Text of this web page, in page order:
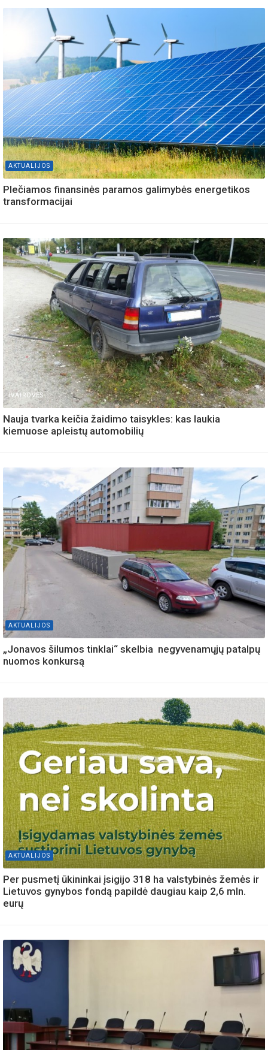
AKTUALIJOS
Plečiamos finansinės paramos galimybės energetikos
transformacijai
IVAIROVES
Nauja tvarka keičia žaidimo taisykles: kas laukia
kiemuose apleistų automobilių
AKTUALIJOS
„Jonavos šilumos tinklai“ skelbia negyvenamųjų patalpų
nuomos konkursą
AKTUALIJOS
Per pusmetį ūkininkai įsigijo 318 ha valstybinės žemės ir
Lietuvos gynybos fondą papildė daugiau kaip 2,6 mln.
eurų